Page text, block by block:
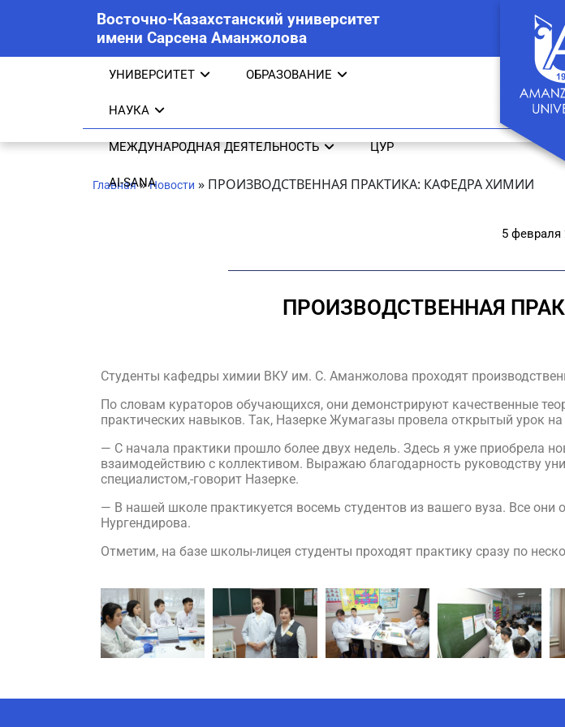
Восточно-Казахстанский университет
имени Сарсена Аманжолова
УНИВЕРСИТЕТ ОБРАЗОВАНИЕ
НАУКА
МЕЖДУНАРОДНАЯ ДЕЯТЕЛЬНОСТЬ ЦУР
AI-SANA
Главная»Новости » ПРОИЗВОДСТВЕННАЯ ПРАКТИКА: КАФЕДРА ХИМИИ
5 февраля
ПРОИЗВОДСТВЕННАЯ
Студенты кафедры химии ВКУ им. С. Аманжолова проходят
По словам кураторов обучающихся, они демонстрируют качественные
практических навыков. Так, Назерке Жумагазы провела открытый урок на
— С начала практики прошло более двух недель. Здесь я уже приобрела
взаимодействию с коллективом. Выражаю благодарность руководству
специалистом,-говорит Назерке.
— В нашей школе практикуется восемь студентов из вашего вуза. Все
Нургендирова.
Отметим, на базе школы-лицея студенты проходят практику сразу по